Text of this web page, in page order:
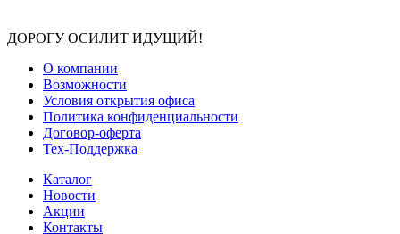
ДОРОГУ ОСИЛИТ ИДУЩИЙ!
О компании
Возможности
Условия открытия офиса
Политика конфиденциальности
Договор-оферта
Тех-Поддержка
Каталог
Новости
Акции
Контакты